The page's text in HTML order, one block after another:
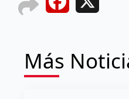
Facebook
Más